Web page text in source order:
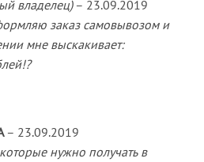
владелец) – 23.09.2019
заказ самовывозом и
мне выскакивает:
– 23.09.2019
нужно получать в